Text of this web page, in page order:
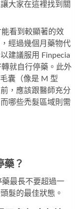
大家在這裡找到關
看到較顯著的效
經過幾個月藥物代
建議服用 Finpecia
就自行停藥。此外
囊（像是 M 型
，應該跟醫師充分
哪些禿髮區域則需
藥？
最長不要超過一
髮的最佳狀態。